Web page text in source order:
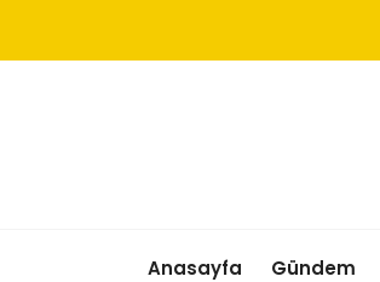
Anasayfa Gündem